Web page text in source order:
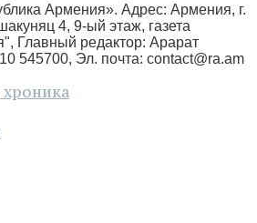
Армения». Адрес: Армения, г.
4, 9-ый этаж, газета
Главный редактор: Арарат
545700, Эл. почта: contact@ra.am